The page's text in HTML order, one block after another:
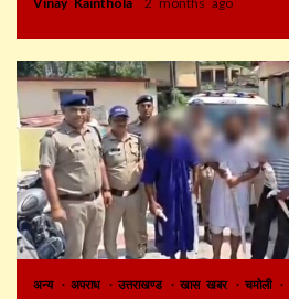
अन्य अपराध उत्तराखण्ड खास खबर चमोली